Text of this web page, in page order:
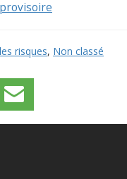
risques, Non classé